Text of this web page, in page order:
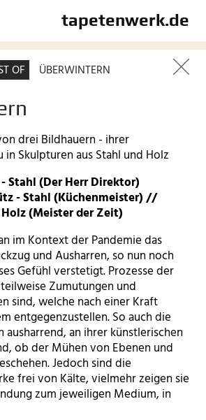
tapetenwerk.de
OF ÜBERWINTERN
drei Bildhauern - ihrer
in Skulpturen aus Stahl und Holz
Stahl (Der Herr Direktor)
- Stahl (Küchenmeister) //
(Meister der Zeit)
im Kontext der Pandemie das
und Ausharren, so nun noch
Gefühl verstetigt. Prozesse der
Zumutungen und
sind, welche nach einer Kraft
entgegenzustellen. So auch die
an ihrer künstlerischen
ob der Mühen von Ebenen und
Jedoch sind die
frei von Kälte, vielmehr zeigen sie
zum jeweiligen Medium, in